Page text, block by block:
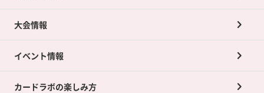
大会情報
イベント情報
カードラボの楽しみ方